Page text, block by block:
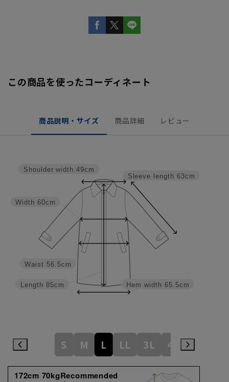
この商品を使ったコーディネート
商品説明・サイズ 商品詳細 レビュー
Hem width 65.5cm
Sleeve length 63cm
Length 85cm
Waist 56.5cm
Width 60cm
Shoulder width 49cm
S M L LL 3L 4L
172cm 70kgRecommended